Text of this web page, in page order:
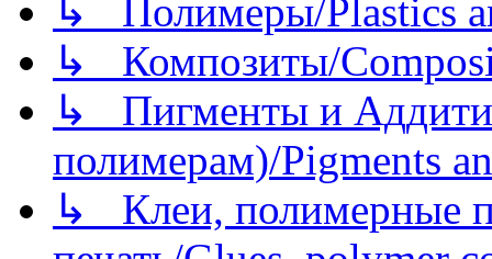
↳ Полимеры/Plastics
↳ Композиты/
↳ Пигменты и
полимерам)/Pigments
↳ Клеи, полимерные